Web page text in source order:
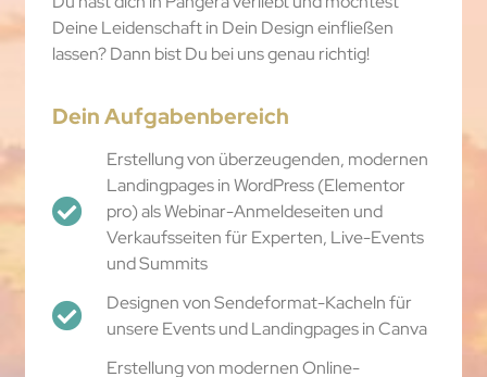
Deine Leidenschaft in Dein Design einfließen
lassen? Dann bist Du bei uns genau richtig!
Dein Aufgabenbereich
Erstellung von überzeugenden, modernen
Landingpages in WordPress (Elementor
pro) als Webinar-Anmeldeseiten und
Verkaufsseiten für Experten, Live-Events
und Summits
Designen von Sendeformat-Kacheln für
unsere Events und Landingpages in Canva
Erstellung von modernen Online-